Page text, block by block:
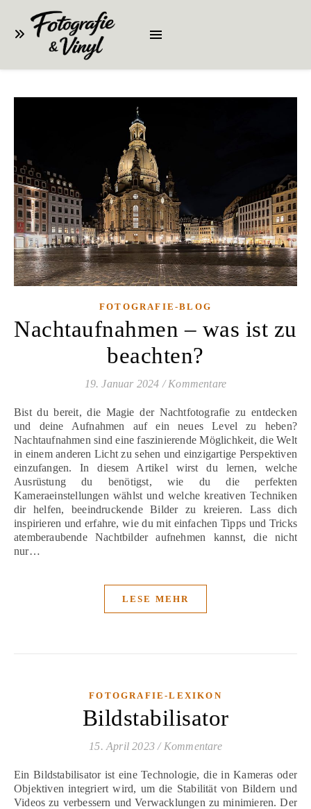
FOTOGRAFIE-BLOG
Nachtaufnahmen – was ist zu
beachten?
19. Januar 2024 / Kommentare
Bist du bereit, die Magie der Nachtfotografie zu entdecken
und deine Aufnahmen auf ein neues Level zu heben?
Nachtaufnahmen sind eine faszinierende Möglichkeit, die Welt
in einem anderen Licht zu sehen und einzigartige Perspektiven
einzufangen. In diesem Artikel wirst du lernen, welche
Ausrüstung du benötigst, wie du die perfekten
Kameraeinstellungen wählst und welche kreativen Techniken
dir helfen, beeindruckende Bilder zu kreieren. Lass dich
inspirieren und erfahre, wie du mit einfachen Tipps und Tricks
atemberaubende Nachtbilder aufnehmen kannst, die nicht
nur…
LESE MEHR
FOTOGRAFIE-LEXIKON
Bildstabilisator
15. April 2023 / Kommentare
Ein Bildstabilisator ist eine Technologie, die in Kameras oder
Objektiven integriert wird, um die Stabilität von Bildern und
Videos zu verbessern und Verwacklungen zu minimieren. Der